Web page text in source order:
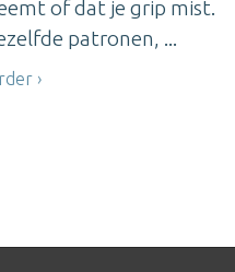
of dat je grip mist.
patronen, ...